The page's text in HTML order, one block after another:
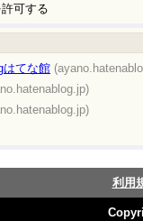
可する
はてな館
利用